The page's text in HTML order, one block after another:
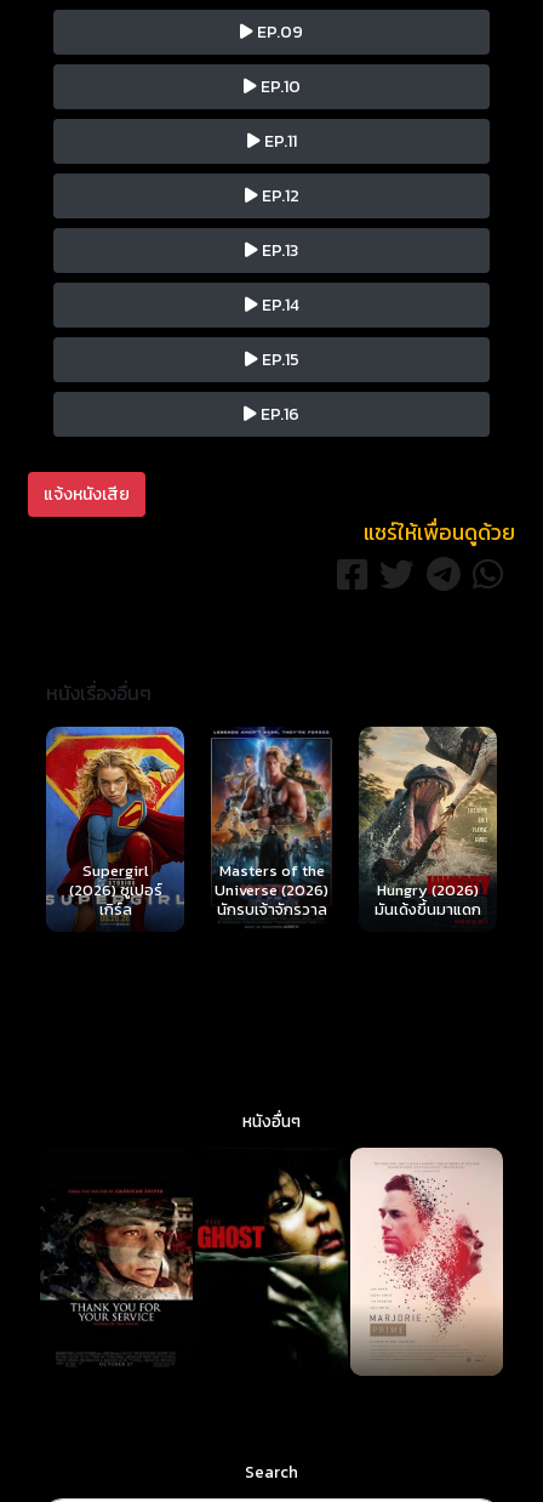
EP.09
EP.10
EP.11
EP.12
EP.13
EP.14
EP.15
EP.16
แจ้งหนังเสีย
แชร์ให้เพื่อนดูด้วย
หนังเรื่องอื่นๆ
Masters of the
Universe (2026)
นักรบเจ้าจักรวาล
Hungry (2026)
มันเด้งขึ้นมาแดก
Ready or Not 2:
Here I Come
(2026) เกมพร้อม
ตาย 2
หนังอื่นๆ
Search